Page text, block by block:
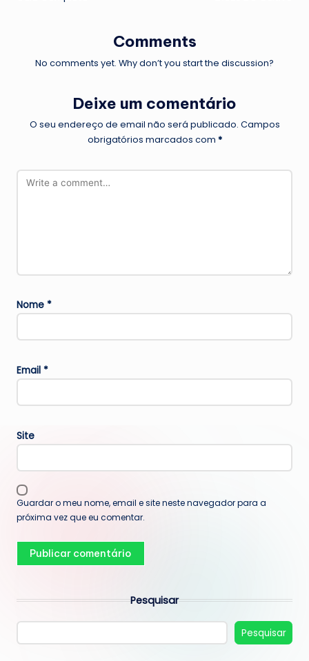
Comments
No comments yet. Why don’t you start the discussion?
Deixe um comentário
O seu endereço de email não será publicado. Campos
obrigatórios marcados com *
Nome *
Email *
Site
Guardar o meu nome, email e site neste navegador para a
próxima vez que eu comentar.
Pesquisar
Pesquisar